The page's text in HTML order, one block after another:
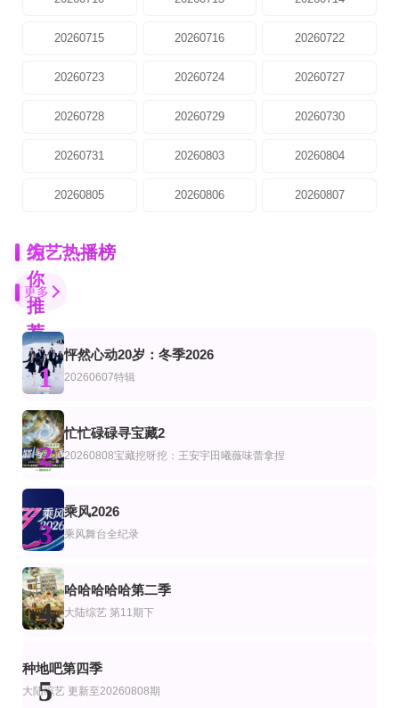
20260715 20260716 20260722
20260723 20260724 20260727
20260728 20260729 20260730
20260731 20260803 20260804
20260805 20260806 20260807
为
你
推
荐
更新至20240103期
家务优等生
第4期
极挑男人帮爆笑精华版
已完结
快乐大本营2011
20260806萧敬腾澄清造谣落泪
热浪之外2026
第2期
穿越欧洲自然奇境
已完结 共6期
英国的下一个音乐明星项目
杰森·德鲁罗,弗兰克·哈里斯,贝基·希尔
最后通牒：不结就分第四季
不良一族寻爱记第2季
山野仁,AK-69,永野
完全进入我的烤架第二季
戴尔·塔尔德
更新至04集
爱情盲选：阿根廷篇第2季
第1集
山河归人
全4集
孤单又灿烂的神：鬼怪十周年特辑
孔刘,金高银,李栋旭,刘寅娜
中华才女风华录
香港小姐湘遇记
汤盈盈,黄嘉雯,陈懿德
重症解密
谭俊彦,陈晓华,林秀怡,梁凯晴
综艺热播榜
更多
1
怦然心动20岁：冬季2026
20260607特辑
2
忙忙碌碌寻宝藏2
20260808宝藏挖呀挖：王安宇田曦薇味蕾拿捏
3
乘风2026
乘风舞台全纪录
4
哈哈哈哈哈第二季
大陆综艺 第11期下
5
种地吧第四季
大陆综艺 更新至20260808期